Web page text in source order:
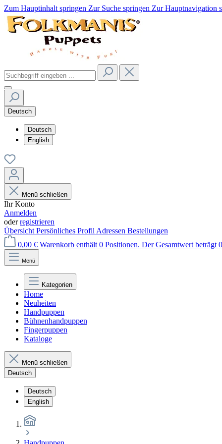
Zum Hauptinhalt springen Zur Suche springen Zur Hauptnavigation
Deutsch
Deutsch
English
Menü schließen
Ihr Konto
Anmelden
oderregistrieren
Übersicht Persönliches Profil Adressen Bestellungen
0,00 € Warenkorb enthält 0 Positionen. Der Gesamtwert beträgt
Menü
Kategorien
Home
Neuheiten
Handpuppen
Bühnenhandpuppen
Fingerpuppen
Kataloge
Menü schließen
Deutsch
Deutsch
English